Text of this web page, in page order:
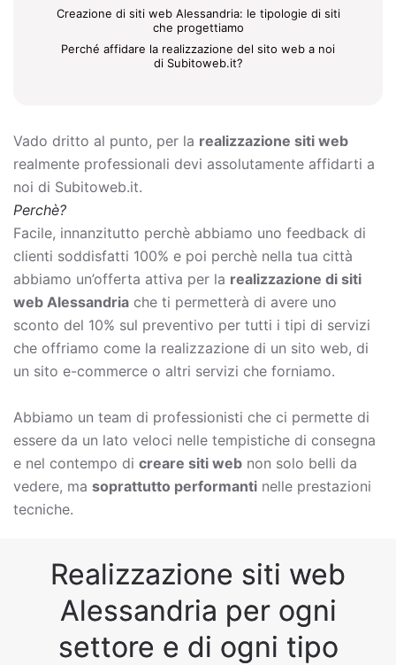
Creazione di siti web Alessandria: le tipologie di siti
che progettiamo
Perché affidare la realizzazione del sito web a noi
di Subitoweb.it?
Vado dritto al punto, per la realizzazione siti web
realmente professionali devi assolutamente affidarti a
noi di Subitoweb.it.
Perchè?
Facile, innanzitutto perchè abbiamo uno feedback di
clienti soddisfatti 100% e poi perchè nella tua città
abbiamo un’offerta attiva per la realizzazione di siti
web Alessandria che ti permetterà di avere uno
sconto del 10% sul preventivo per tutti i tipi di servizi
che offriamo come la realizzazione di un sito web, di
un sito e-commerce o altri servizi che forniamo.
Abbiamo un team di professionisti che ci permette di
essere da un lato veloci nelle tempistiche di consegna
e nel contempo di creare siti web non solo belli da
vedere, ma soprattutto performanti nelle prestazioni
tecniche.
Realizzazione siti web
Alessandria per ogni
settore e di ogni tipo